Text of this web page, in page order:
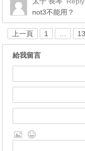
not3不能用？
上一頁 1 13
給我留言